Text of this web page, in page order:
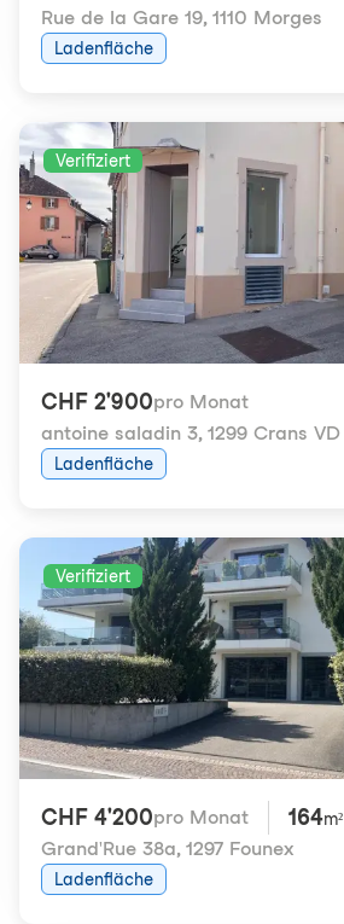
Rue de la Gare 19, 1110 Morges
Ladenfläche
Verifiziert
CHF 2'900pro Monat
antoine saladin 3, 1299 Crans VD
Ladenfläche
Verifiziert
CHF 4'200pro Monat 164m²
Grand'Rue 38a, 1297 Founex
Ladenfläche